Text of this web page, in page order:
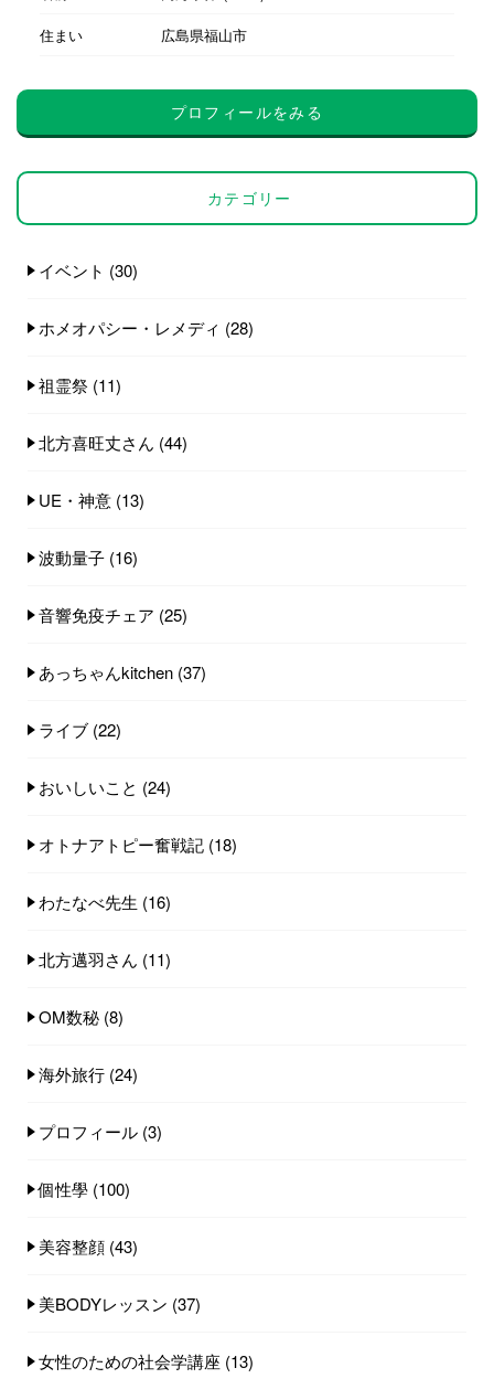
住まい
広島県福山市
プロフィールをみる
カテゴリー
イベント (30)
ホメオパシー・レメディ (28)
祖霊祭 (11)
北方喜旺丈さん (44)
UE・神意 (13)
波動量子 (16)
音響免疫チェア (25)
あっちゃんkitchen (37)
ライブ (22)
おいしいこと (24)
オトナアトピー奮戦記 (18)
わたなべ先生 (16)
北方邁羽さん (11)
OM数秘 (8)
海外旅行 (24)
プロフィール (3)
個性學 (100)
美容整顔 (43)
美BODYレッスン (37)
女性のための社会学講座 (13)